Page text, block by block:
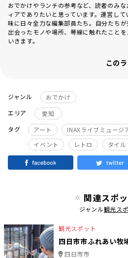
おでかけやランチの参考など、読者のみ
ィアでありたいと思っています。運営し
味に日々全力な編集部員たち。自分たちが
出会ったモノや場所、琴線に触れたこと
いきます。
この
ジャンル
おでかけ
エリア
愛知
タグ
アート INAXライブミュージ
イベント
レトロ タイル
関連スポ
ジャンル観光ス
観光スポット
四日市市ふれあい牧
四日市市